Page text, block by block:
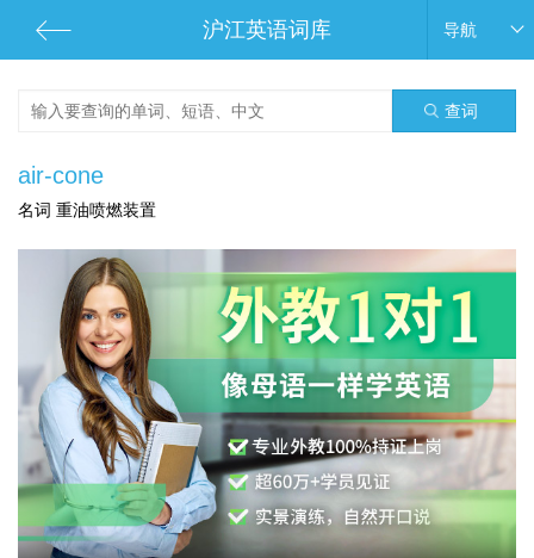
沪江英语词库 导航
查词
air-cone
名词 重油喷燃装置